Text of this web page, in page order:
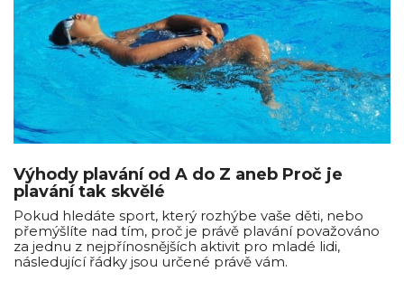
Výhody plavání od A do Z aneb Proč je
plavání tak skvělé
Pokud hledáte sport, který rozhýbe vaše děti, nebo
přemýšlíte nad tím, proč je právě plavání považováno
za jednu z nejpřínosnějších aktivit pro mladé lidi,
následující řádky jsou určené právě vám.